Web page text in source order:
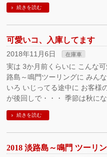
続きを読む
可愛いコ、入庫してます
2018年11月6日 在庫車
実は 3か月前くらいに こんな
路島～鳴門ツーリングに みん
いろ いじってる途中に お客様
が後回しで・・・ 季節は秋に
続きを読む
2018 淡路島～鳴門 ツーリ